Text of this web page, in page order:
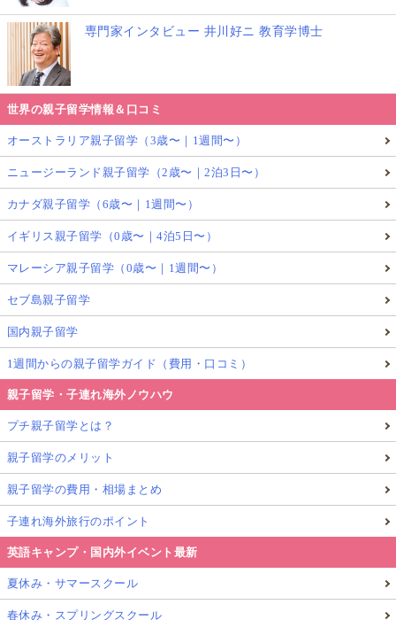
専門家インタビュー 井川好ニ 教育学博士
世界の親子留学情報＆口コミ
オーストラリア親子留学（3歳〜｜1週間〜）
ニュージーランド親子留学（2歳〜｜2泊3日〜）
カナダ親子留学（6歳〜｜1週間〜）
イギリス親子留学（0歳〜｜4泊5日〜）
マレーシア親子留学（0歳〜｜1週間〜）
セブ島親子留学
国内親子留学
1週間からの親子留学ガイド（費用・口コミ）
親子留学・子連れ海外ノウハウ
プチ親子留学とは？
親子留学のメリット
親子留学の費用・相場まとめ
子連れ海外旅行のポイント
英語キャンプ・国内外イベント最新
夏休み・サマースクール
春休み・スプリングスクール